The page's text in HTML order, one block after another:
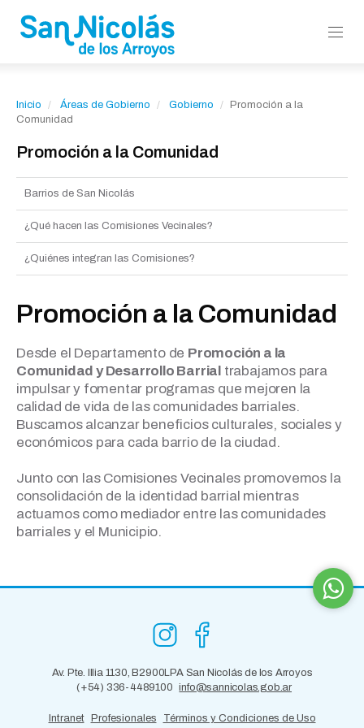
Inicio Áreas de Gobierno Gobierno
Promoción a la
Comunidad
Promoción a la Comunidad
Barrios de San Nicolás
¿Qué hacen las Comisiones Vecinales?
¿Quiénes integran las Comisiones?
Promoción a la Comunidad
Desde el Departamento de Promoción a la
Comunidad y Desarrollo Barrial trabajamos para
impulsar y fomentar programas que mejoren la
calidad de vida de las comunidades barriales.
Buscamos alcanzar beneficios culturales, sociales y
económicos para cada barrio de la ciudad.
Junto con las Comisiones Vecinales promovemos la
consolidación de la identidad barrial mientras
actuamos como mediador entre las comunidades
barriales y el Municipio.
Av. Pte. Illia 1130, B2900LPA San Nicolás de los Arroyos
(+54) 336-4489100
info@sannicolas.gob.ar
Intranet Profesionales
Términos y Condiciones de Uso